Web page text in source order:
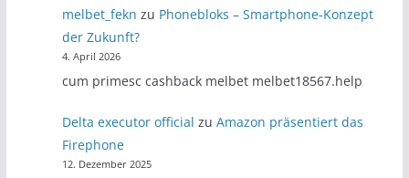
melbet_fekn zu Phonebloks – Smartphone-Konzept
der Zukunft?
4. April 2026
cum primesc cashback melbet melbet18567.help
Delta executor official zuAmazon präsentiert das
Firephone
12. Dezember 2025